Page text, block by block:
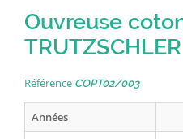
Ouvreuse
Référence COPT02/003
Années